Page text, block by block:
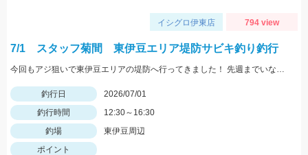
イシグロ伊東店 794 view
7/1 スタッフ菊間 東伊豆エリア堤防サビキ釣り釣行
今回もアジ狙いで東伊豆エリアの堤防へ行ってきました！ 先週までいなかったアオアジや大きくなったアジとタカベが釣れたりとこれからに期待です！
釣行日
2026/07/01
釣行時間
12:30～16:30
釣場
東伊豆周辺
ポイント